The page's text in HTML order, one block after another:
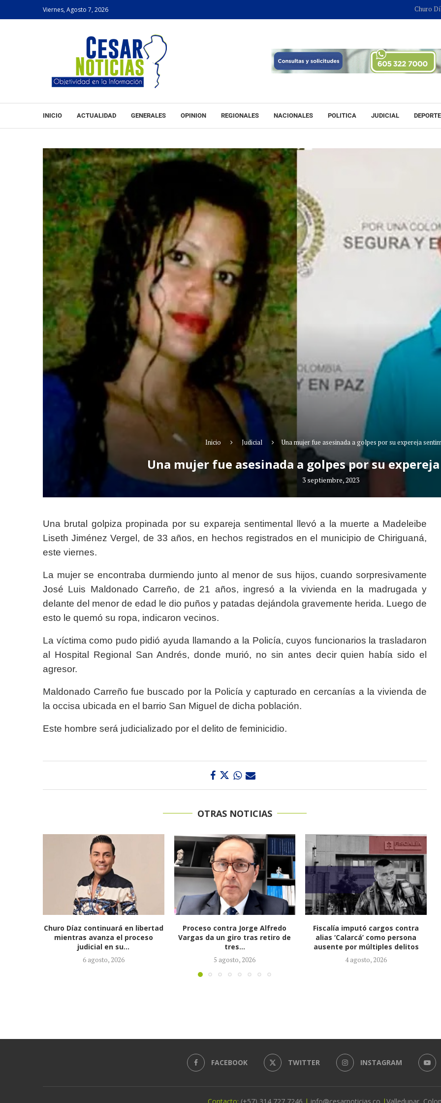
Viernes, Agosto 7, 2026 Churo Díaz
INICIO ACTUALIDAD GENERALES OPINION REGIONALES NACIONALES POLITICA JUDICIAL
Inicio Judicial Una mujer fue asesinada a golpes por su expereja
Una mujer fue asesinada a golpes por su
3 septiembre, 2023
Una brutal golpiza propinada por su expareja sentimental llevó a la muerte a Madeleibe
Liseth Jiménez Vergel, de 33 años, en hechos registrados en el municipio de Chiriguaná,
este viernes.
La mujer se encontraba durmiendo junto al menor de sus hijos, cuando sorpresivamente
José Luis Maldonado Carreño, de 21 años, ingresó a la vivienda en la madrugada y
delante del menor de edad le dio puños y patadas dejándola gravemente herida. Luego de
esto le quemó su ropa, indicaron vecinos.
La víctima como pudo pidió ayuda llamando a la Policía, cuyos funcionarios la trasladaron
al Hospital Regional San Andrés, donde murió, no sin antes decir quien había sido el
agresor.
Maldonado Carreño fue buscado por la Policía y capturado en cercanías a la vivienda de
la occisa ubicada en el barrio San Miguel de dicha población.
Este hombre será judicializado por el delito de feminicidio.
OTRAS NOTICIAS
Proceso contra Jorge Alfredo
Vargas da un giro tras retiro de
tres...
5 agosto, 2026
Fiscalía imputó cargos contra
alias ‘Calarcá’ como persona
ausente por múltiples delitos
4 agosto, 2026
CTI adelanta allanamientos en
Valledupar y La Paz por
investigación en curso
3 agosto, 2026
FACEBOOK TWITTER INSTAGRAM